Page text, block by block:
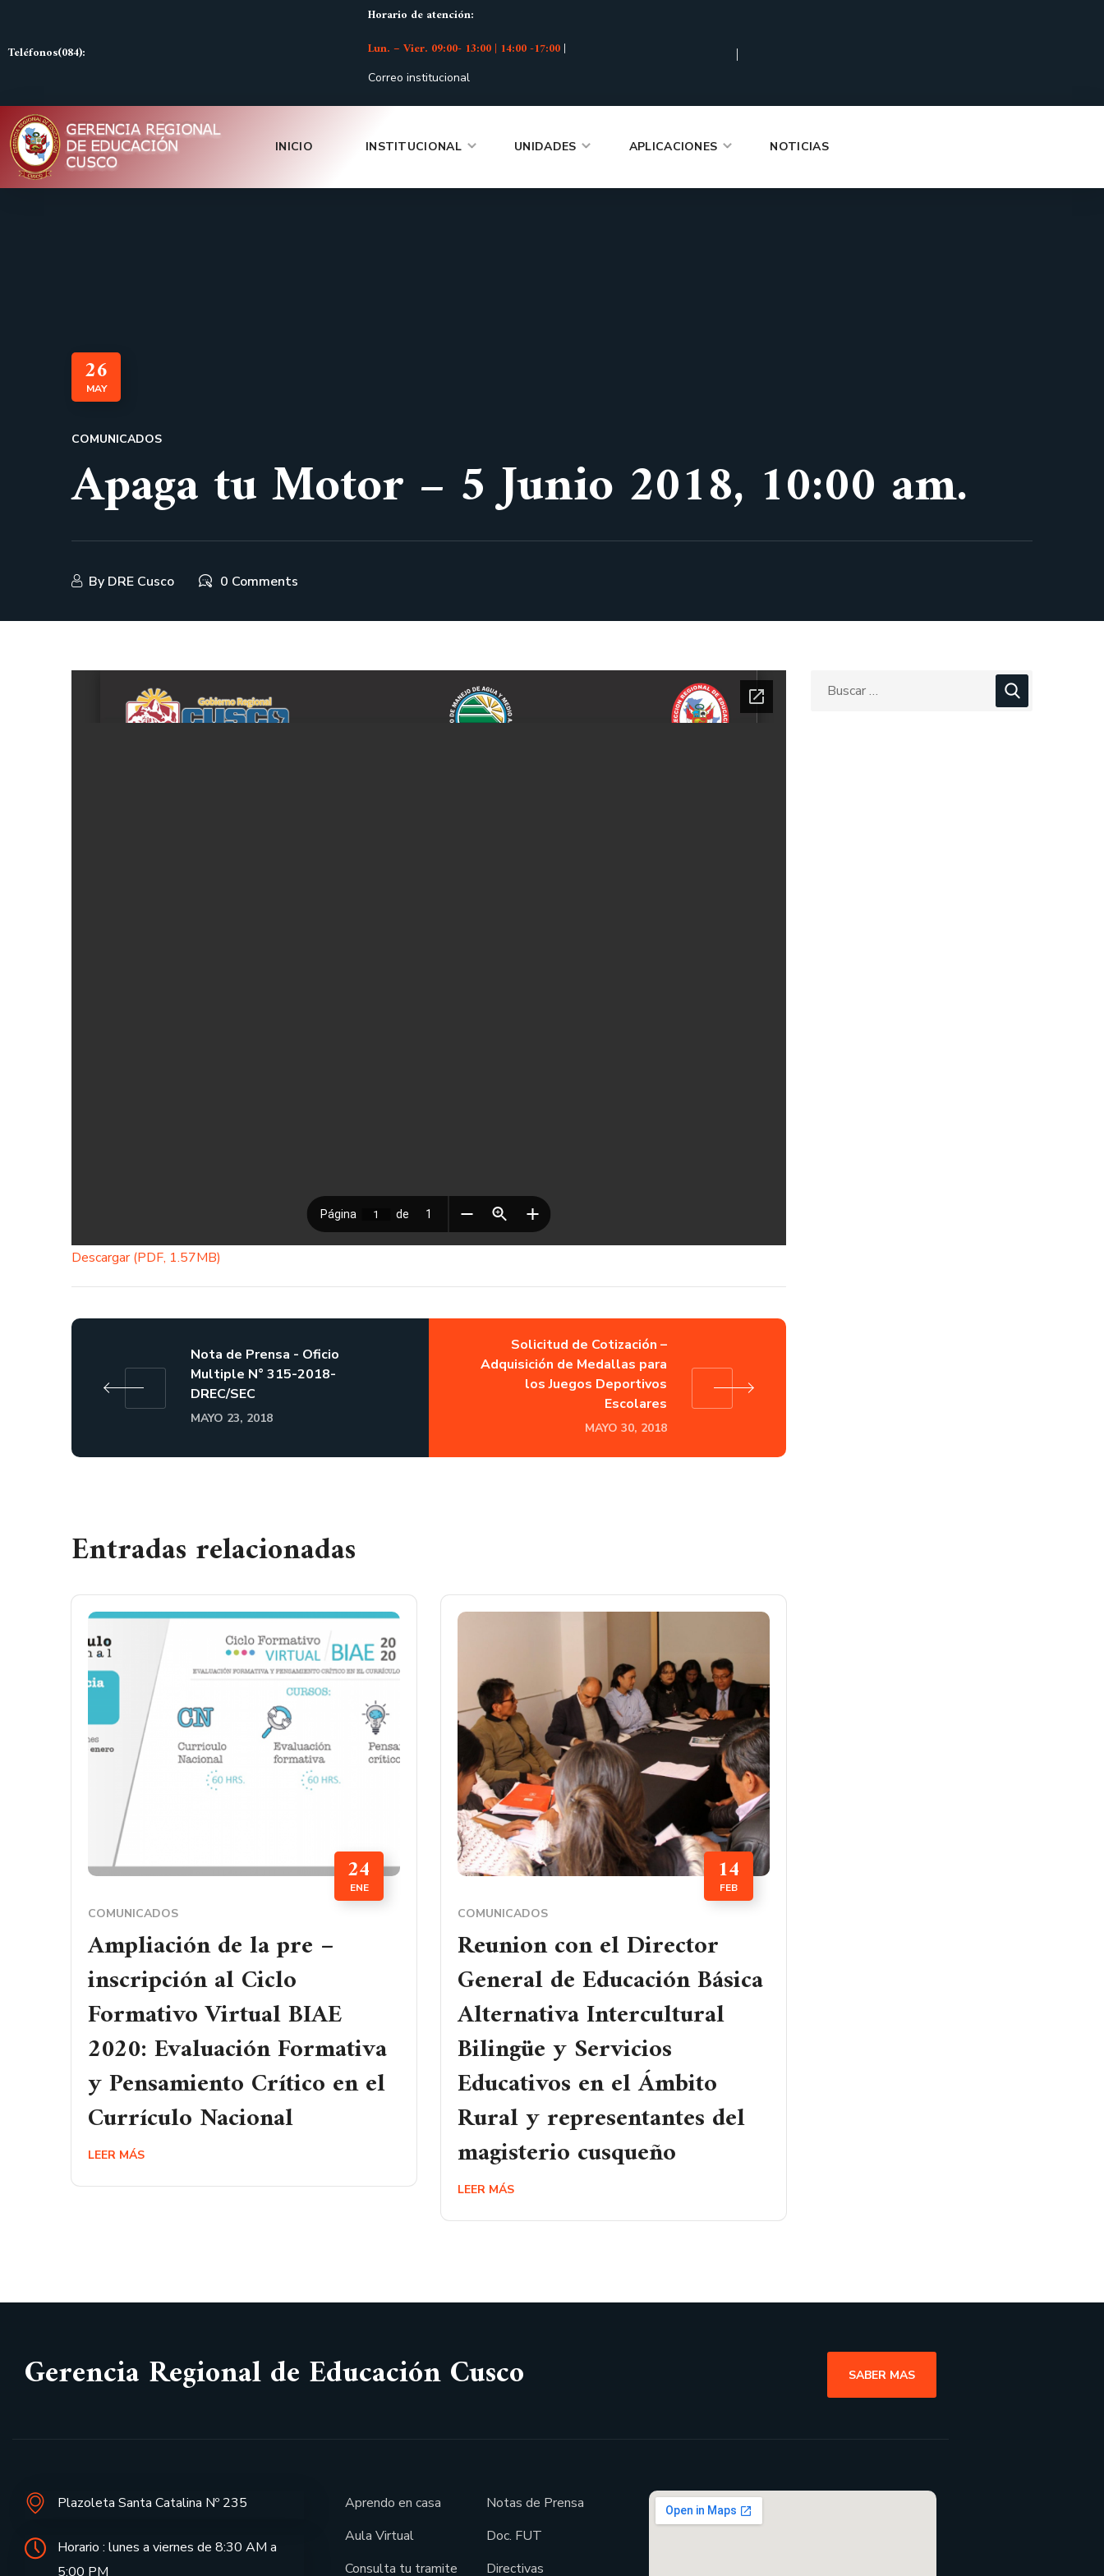
Teléfonos(084):
Horario de atención:
Lun. – Vier. 09:00- 13:00 | 14:00 -17:00|
Correo institucional
|
INICIO INSTITUCIONAL UNIDADES APLICACIONES NOTICIAS
26
MAY
COMUNICADOS
Apaga tu Motor – 5 Junio 2018, 10:00 am.
By DRE Cusco 0 Comments
Descargar (PDF, 1.57MB)
Nota de Prensa - Oficio
Multiple N° 315-2018-
DREC/SEC
MAYO 23, 2018
Solicitud de Cotización –
Adquisición de Medallas para
los Juegos Deportivos
Escolares
MAYO 30, 2018
Entradas relacionadas
24
ENE
COMUNICADOS
Ampliación de la pre –
inscripción al Ciclo
Formativo Virtual BIAE
2020: Evaluación Formativa
y Pensamiento Crítico en el
Currículo Nacional
LEER MÁS
14
FEB
COMUNICADOS
Reunion con el Director
General de Educación Básica
Alternativa Intercultural
Bilingüe y Servicios
Educativos en el Ámbito
Rural y representantes del
magisterio cusqueño
LEER MÁS
Gerencia Regional de Educación Cusco SABER MAS
Plazoleta Santa Catalina Nº 235
Horario : lunes a viernes de 8:30 AM a
5:00 PM
Aprendo en casa
Aula Virtual
Consulta tu tramite
Notas de Prensa
Doc. FUT
Directivas